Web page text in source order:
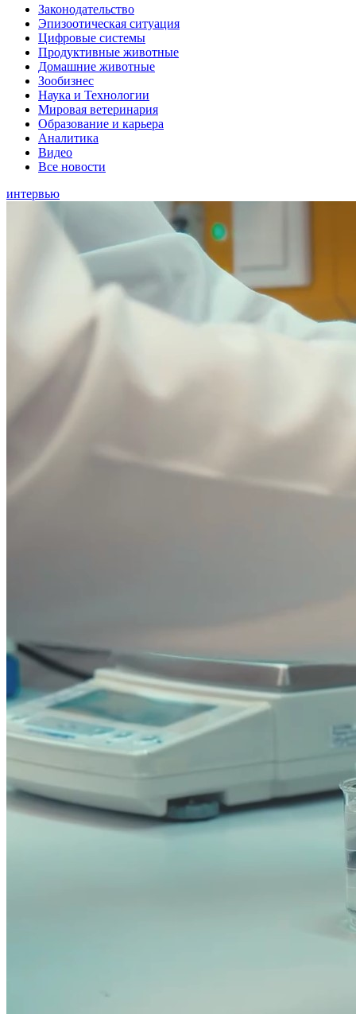
Законодательство
Эпизоотическая ситуация
Цифровые системы
Продуктивные животные
Домашние животные
Зообизнес
Наука и Технологии
Мировая ветеринария
Образование и карьера
Аналитика
Видео
Все новости
интервью